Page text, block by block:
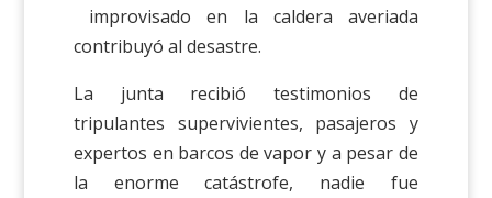
improvisado en la caldera averiada
contribuyó al desastre.
La junta recibió testimonios de
tripulantes supervivientes, pasajeros y
expertos en barcos de vapor y a pesar de
la enorme catástrofe, nadie fue